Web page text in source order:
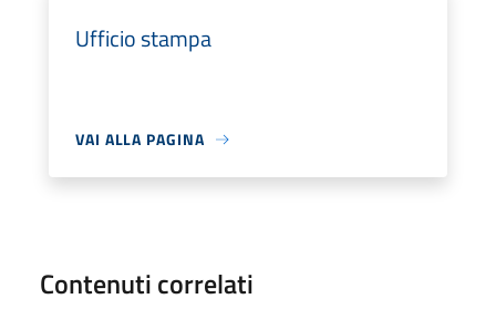
Ufficio stampa
VAI ALLA PAGINA
Contenuti correlati